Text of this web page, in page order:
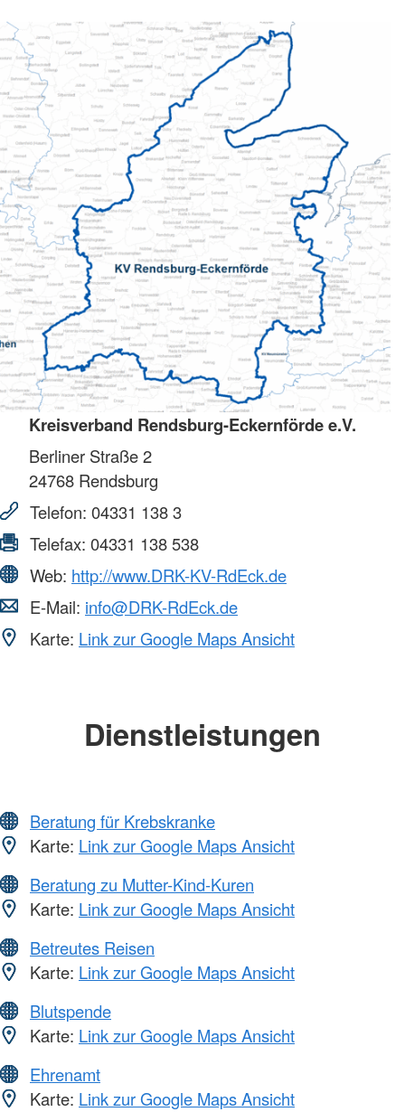
Kreisverband Rendsburg-Eckernförde e.V.
Berliner Straße 2
24768 Rendsburg
Telefon: 04331 138 3
Telefax: 04331 138 538
Web: http://www.DRK-KV-RdEck.de
E-Mail: info@DRK-RdEck.de
Karte: Link zur Google Maps Ansicht
Dienstleistungen
Beratung für Krebskranke
Karte: Link zur Google Maps Ansicht
Beratung zu Mutter-Kind-Kuren
Karte: Link zur Google Maps Ansicht
Betreutes Reisen
Karte: Link zur Google Maps Ansicht
Blutspende
Karte: Link zur Google Maps Ansicht
Ehrenamt
Karte: Link zur Google Maps Ansicht